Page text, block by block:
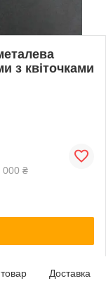
з квіточками
000 ₴
Доставка